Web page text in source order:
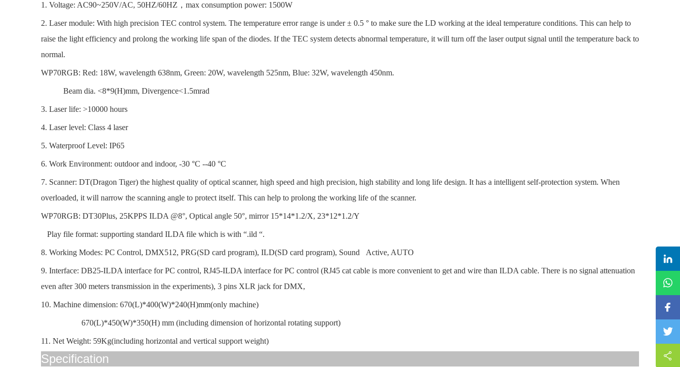
1. Voltage: AC90~250V/AC, 50HZ/60HZ ， max consumption power: 1500W
2. Laser module: With high precision TEC control system. The temperature error range is under ± 0.5 ° to make sure the LD working at the ideal temperature conditions. This can help to
raise the light efficiency and prolong the working life span of the diodes. If the TEC system detects abnormal temperature, it will turn off the laser output signal until the temperature back to
normal.
WP70RGB: Red: 18W, wavelength 638nm, Green: 20W, wavelength 525nm, Blue: 32W, wavelength 450nm.
Beam dia. <8*9(H)mm, Divergence<1.5mrad
3. Laser life: >10000 hours
4. Laser level: Class 4 laser
5. Waterproof Level: IP65
6. Work Environment: outdoor and indoor, -30 °C --40 °C
7. Scanner: DT(Dragon Tiger) the highest quality of optical scanner, high speed and high precision, high stability and long life design. It has a intelligent self-protection system. When
overloaded, it will narrow the scanning angle to protect itself. This can help to prolong the working life of the scanner.
WP70RGB: DT30Plus, 25KPPS ILDA @8°, Optical angle 50°, mirror 15*14*1.2/X, 23*12*1.2/Y
Play file format: supporting standard ILDA file which is with “.ild “.
8. Working Modes: PC Control, DMX512, PRG(SD card program), ILD(SD card program), Sound Active, AUTO
9. Interface: DB25-ILDA interface for PC control, RJ45-ILDA interface for PC control (RJ45 cat cable is more convenient to get and wire than ILDA cable. There is no signal attenuation
even after 300 meters transmission in the experiments), 3 pins XLR jack for DMX,
10. Machine dimension: 670(L)*400(W)*240(H)mm(only machine)
670(L)*450(W)*350(H) mm (including dimension of horizontal rotating support)
11. Net Weight: 59Kg(including horizontal and vertical support weight)
Specification